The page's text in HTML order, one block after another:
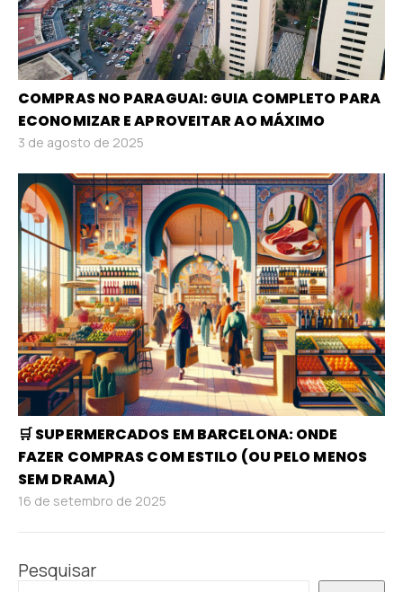
COMPRAS NO PARAGUAI: GUIA COMPLETO PARA
ECONOMIZAR E APROVEITAR AO MÁXIMO
3 de agosto de 2025
🛒 SUPERMERCADOS EM BARCELONA: ONDE
FAZER COMPRAS COM ESTILO (OU PELO MENOS
SEM DRAMA)
16 de setembro de 2025
Pesquisar